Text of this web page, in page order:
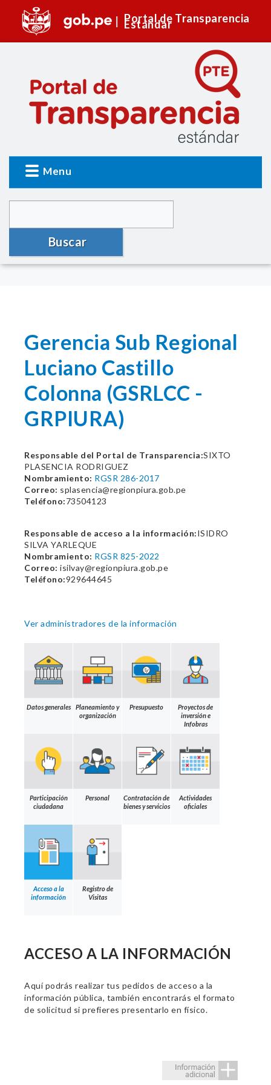
Portal de Transparencia
Estándar
Menu
Buscar
Gerencia Sub Regional
Luciano Castillo
Colonna (GSRLCC -
GRPIURA)
Responsable del Portal de Transparencia:SIXTO
PLASENCIA RODRIGUEZ
Nombramiento: RGSR 286-2017
Correo: splasencia@regionpiura.gob.pe
Teléfono:73504123
Responsable de acceso a la información:ISIDRO
SILVA YARLEQUE
Nombramiento: RGSR 825-2022
Correo: isilvay@regionpiura.gob.pe
Teléfono:929644645
Ver administradores de la información
Datos generales
Planeamiento y
organización
Presupuesto
Proyectos de
inversión e
Infobras
Participación
ciudadana
Personal
Contratación de
bienes y servicios
Actividades
oficiales
Acceso a la
información
Registro de
Visitas
ACCESO A LA INFORMACIÓN
Aquí podrás realizar tus pedidos de acceso a la
información pública, también encontrarás el formato
de solicitud si prefieres presentarlo en físico.